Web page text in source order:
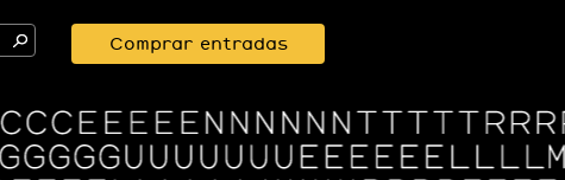
Comprar entradas